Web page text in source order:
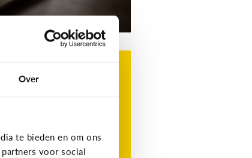
Over
te bieden en om ons
voor social
Roblox?
gamingplatform